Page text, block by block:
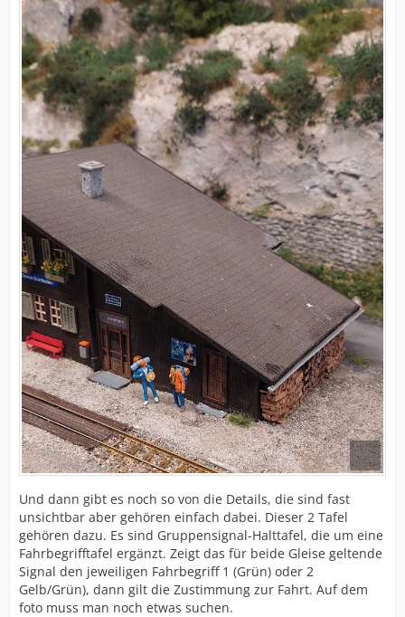
Und dann gibt es noch so von die Details, die sind fast
unsichtbar aber gehören einfach dabei. Dieser 2 Tafel
gehören dazu. Es sind Gruppensignal-Halttafel, die um eine
Fahrbegrifftafel ergänzt. Zeigt das für beide Gleise geltende
Signal den jeweiligen Fahrbegriff 1 (Grün) oder 2
Gelb/Grün), dann gilt die Zustimmung zur Fahrt. Auf dem
foto muss man noch etwas suchen.